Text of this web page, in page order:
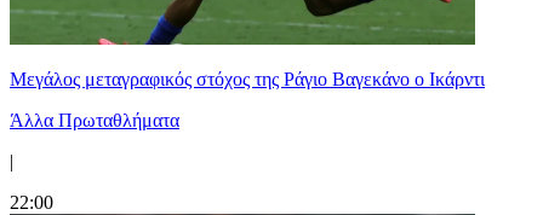
Μεγάλος μεταγραφικός στόχος της Ράγιο Βαγεκάνο ο Ικάρντι
Άλλα Πρωταθλήματα
|
22:00